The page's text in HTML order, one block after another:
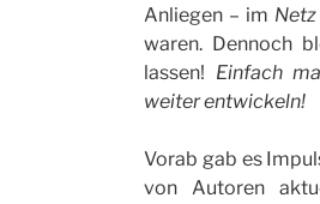
Anliegen – im
waren. Dennoch
lassen! Einfach
weiter entwickeln!
Vorab gab es
von Autoren